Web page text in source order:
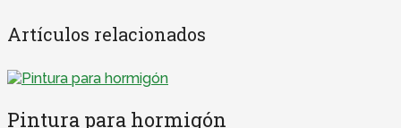
Artículos relacionados
Pintura para hormigón